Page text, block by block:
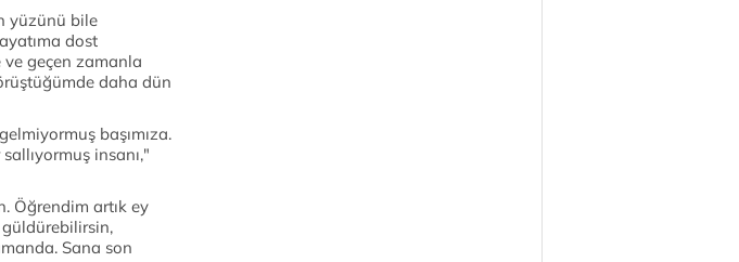
yüzünü bile
dost
geçen zamanla
daha dün
başımıza.
insanı,"
Öğrendim artık ey
Sana son